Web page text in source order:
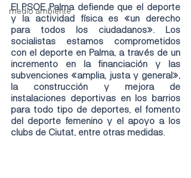
medio ambiente
El PSOE Palma defiende que el deporte
y la actividad física es «un derecho
para todos los ciudadanos». Los
socialistas estamos comprometidos
con el deporte en Palma, a través de un
incremento en la financiación y las
subvenciones «amplia, justa y general»,
la construcción y mejora de
instalaciones deportivas en los barrios
para todo tipo de deportes, el fomento
del deporte femenino y el apoyo a los
clubs de Ciutat, entre otras medidas.